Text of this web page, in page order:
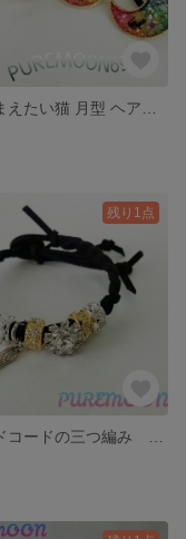
残り1点